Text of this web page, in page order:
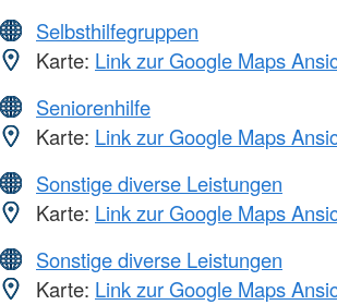
Selbsthilfegruppen
Karte: Link zur Google Maps
Seniorenhilfe
Karte: Link zur Google Maps
Sonstige diverse Leistungen
Karte: Link zur Google Maps
Sonstige diverse Leistungen
Karte: Link zur Google Maps